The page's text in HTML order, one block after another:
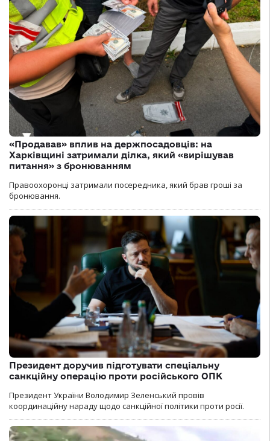
«Продавав» вплив на держпосадовців: на
Харківщині затримали ділка, який «вирішував
питання» з бронюванням
Правоохоронці затримали посередника, який брав гроші за
бронювання.
Президент доручив підготувати спеціальну
санкційну операцію проти російського ОПК
Президент України Володимир Зеленський провів
координаційну нараду щодо санкційної політики проти росії.